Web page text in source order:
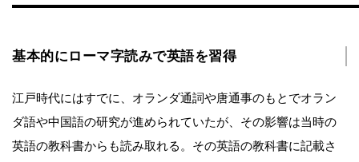
基本的にローマ字読みで英語を習得
江戸時代にはすでに、オランダ通詞や唐通事のもとでオラン
ダ語や中国語の研究が進められていたが、その影響は当時の
英語の教科書からも読み取れる。その英語の教科書に記載さ